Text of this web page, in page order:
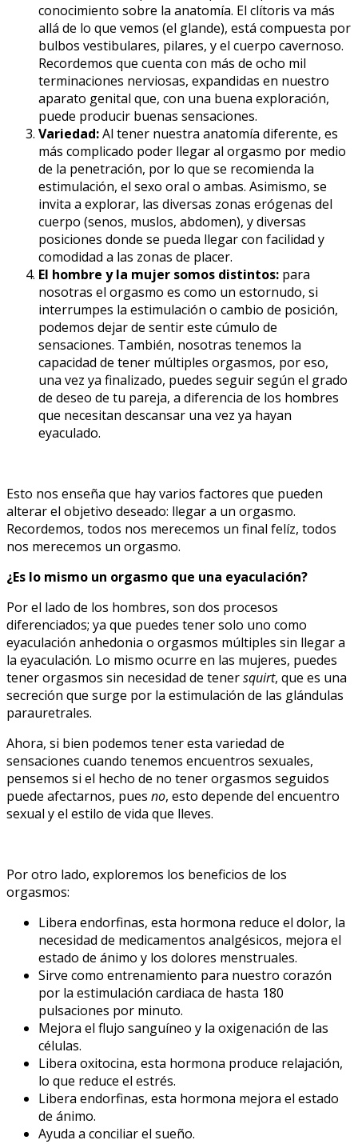
conocimiento sobre la anatomía. El clítoris va más
allá de lo que vemos (el glande), está compuesta por
bulbos vestibulares, pilares, y el cuerpo cavernoso.
Recordemos que cuenta con más de ocho mil
terminaciones nerviosas, expandidas en nuestro
aparato genital que, con una buena exploración,
puede producir buenas sensaciones.
Variedad:Al tener nuestra anatomía diferente, es
más complicado poder llegar al orgasmo por medio
de la penetración, por lo que se recomienda la
estimulación, el sexo oral o ambas. Asimismo, se
invita a explorar, las diversas zonas erógenas del
cuerpo (senos, muslos, abdomen), y diversas
posiciones donde se pueda llegar con facilidad y
comodidad a las zonas de placer.
El hombre y la mujer somos distintos: para
nosotras el orgasmo es como un estornudo, si
interrumpes la estimulación o cambio de posición,
podemos dejar de sentir este cúmulo de
sensaciones. También, nosotras tenemos la
capacidad de tener múltiples orgasmos, por eso,
una vez ya finalizado, puedes seguir según el grado
de deseo de tu pareja, a diferencia de los hombres
que necesitan descansar una vez ya hayan
eyaculado.
Esto nos enseña que hay varios factores que pueden
alterar el objetivo deseado: llegar a un orgasmo.
Recordemos, todos nos merecemos un final felíz, todos
nos merecemos un orgasmo.
¿Es lo mismo un orgasmo que una eyaculación?
Por el lado de los hombres, son dos procesos
diferenciados; ya que puedes tener solo uno como
eyaculación anhedonia o orgasmos múltiples sin llegar a
la eyaculación. Lo mismo ocurre en las mujeres, puedes
tener orgasmos sin necesidad de tenersquirt, que es una
secreción que surge por la estimulación de las glándulas
parauretrales.
Ahora, si bien podemos tener esta variedad de
sensaciones cuando tenemos encuentros sexuales,
pensemos si el hecho de no tener orgasmos seguidos
puede afectarnos, pues no, esto depende del encuentro
sexual y el estilo de vida que lleves.
Por otro lado, exploremos los beneficios de los
orgasmos:
Libera endorfinas, esta hormona reduce el dolor, la
necesidad de medicamentos analgésicos, mejora el
estado de ánimo y los dolores menstruales.
Sirve como entrenamiento para nuestro corazón
por la estimulación cardiaca de hasta 180
pulsaciones por minuto.
Mejora el flujo sanguíneo y la oxigenación de las
células.
Libera oxitocina, esta hormona produce relajación,
lo que reduce el estrés.
Libera endorfinas, esta hormona mejora el estado
de ánimo.
Ayuda a conciliar el sueño.